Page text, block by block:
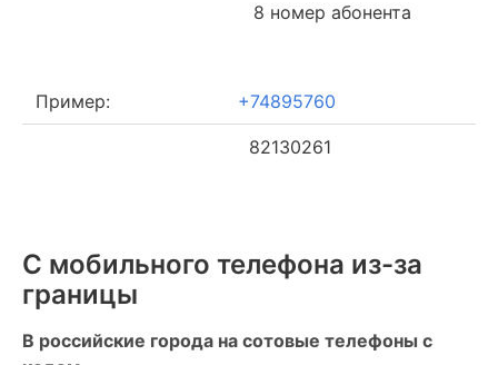
8 номер абонента
Пример: +74895760
82130261
С мобильного телефона из-за
границы
В российские города на сотовые телефоны с